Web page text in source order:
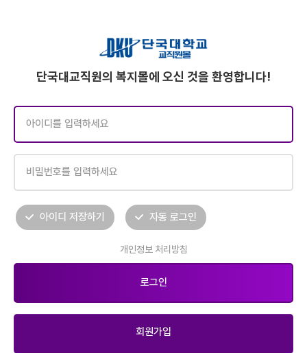
단국대교직원의 복지몰에 오신 것을 환영합니다!
아이디 저장하기 자동 로그인
개인정보 처리방침
회원가입